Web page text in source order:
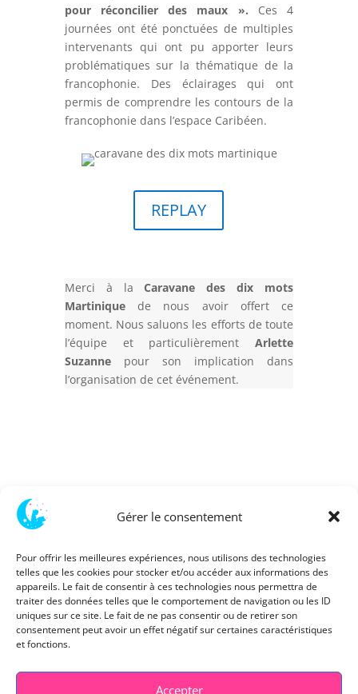
Gérer le consentement
Pour offrir les meilleures expériences, nous utilisons des technologies
telles que les cookies pour stocker et/ou accéder aux informations des
appareils. Le fait de consentir à ces technologies nous permettra de
traiter des données telles que le comportement de navigation ou les ID
uniques sur ce site. Le fait de ne pas consentir ou de retirer son
consentement peut avoir un effet négatif sur certaines caractéristiques
et fonctions.
Accepter
pour réconcilier des maux ». Ces 4
journées ont été ponctuées de multiples
intervenants qui ont pu apporter leurs
problématiques sur la thématique de la
francophonie. Des éclairages qui ont
permis de comprendre les contours de la
francophonie dans l’espace Caribéen.
REPLAY
Merci à la Caravane des dix mots
Martiniquede nous avoir offert ce
moment. Nous saluons les efforts de toute
l’équipe et particulièrementArlette
Suzanne pour son implication dans
l’organisation de cet événement.